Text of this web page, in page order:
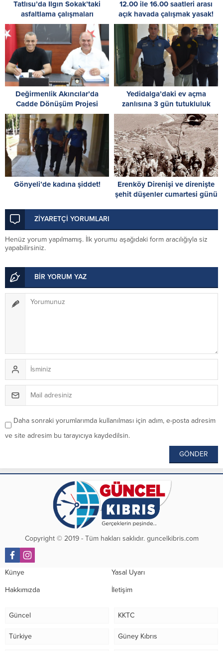
Tatlısu’da Ilgın Sokak’taki
asfaltlama çalışmaları
tamamlandı
12.00 ile 16.00 saatleri arası
açık havada çalışmak yasak!
Değirmenlik Akıncılar’da
Cadde Dönüşüm Projesi
başlıyor
Yedidalga’daki ev açma
zanlısına 3 gün tutukluluk
Gönyeli’de kadına şiddet!
Erenköy Direnişi ve direnişte
şehit düşenler cumartesi günü
ZİYARETÇİ YORUMLARI
Henüz yorum yapılmamış. İlk yorumu aşağıdaki form aracılığıyla siz
yapabilirsiniz.
BİR YORUM YAZ
Daha sonraki yorumlarımda kullanılması için adım, e-posta adresim
ve site adresim bu tarayıcıya kaydedilsin.
Copyright © 2019 - Tüm hakları saklıdır. guncelkibris.com
Künye Yasal Uyarı
Hakkımızda İletişim
Güncel KKTC
Türkiye Güney Kıbrıs